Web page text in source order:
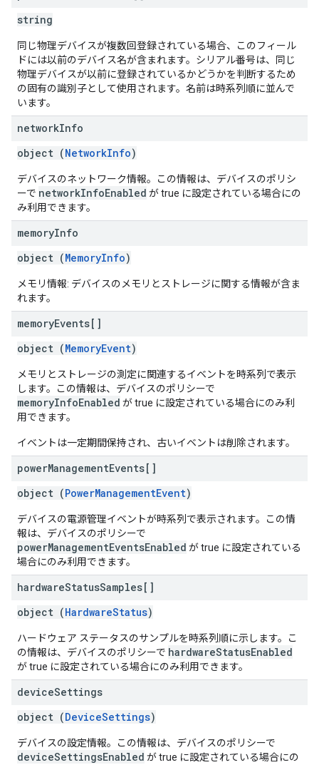
string
同じ物理デバイスが複数回登録されている場合、このフィール
ドには以前のデバイス名が含まれます。シリアル番号は、同じ
物理デバイスが以前に登録されているかどうかを判断するため
の固有の識別子として使用されます。名前は時系列順に並んで
います。
networkInfo
object (NetworkInfo)
デバイスのネットワーク情報。この情報は、デバイスのポリシ
ーで networkInfoEnabled が true に設定されている場合にの
み利用できます。
memoryInfo
object (MemoryInfo)
メモリ情報: デバイスのメモリとストレージに関する情報が含ま
れます。
memoryEvents[]
object (MemoryEvent)
メモリとストレージの測定に関連するイベントを時系列で表示
します。この情報は、デバイスのポリシーで
memoryInfoEnabled が true に設定されている場合にのみ利
用できます。
イベントは一定期間保持され、古いイベントは削除されます。
powerManagementEvents[]
object (PowerManagementEvent)
デバイスの電源管理イベントが時系列で表示されます。この情
報は、デバイスのポリシーで
powerManagementEventsEnabled が true に設定されている
場合にのみ利用できます。
hardwareStatusSamples[]
object (HardwareStatus)
ハードウェア ステータスのサンプルを時系列順に示します。こ
の情報は、デバイスのポリシーで hardwareStatusEnabled
が true に設定されている場合にのみ利用できます。
deviceSettings
object (DeviceSettings)
デバイスの設定情報。この情報は、デバイスのポリシーで
deviceSettingsEnabled が true に設定されている場合にの